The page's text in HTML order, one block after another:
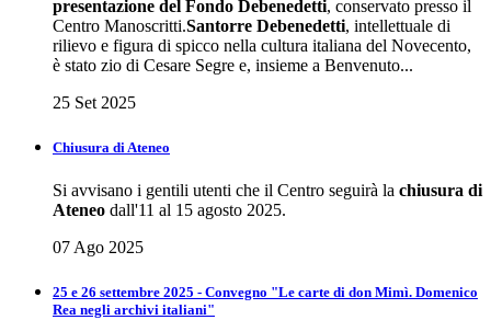
presentazione del Fondo Debenedetti, conservato presso il
Centro Manoscritti.Santorre Debenedetti, intellettuale di
rilievo e figura di spicco nella cultura italiana del Novecento,
è stato zio di Cesare Segre e, insieme a Benvenuto...
25 Set 2025
Chiusura di Ateneo
Si avvisano i gentili utenti che il Centro seguirà la chiusura di
Ateneo dall'11 al 15 agosto 2025.
07 Ago 2025
25 e 26 settembre 2025 - Convegno "Le carte di don Mimì. Domenico
Rea negli archivi italiani"